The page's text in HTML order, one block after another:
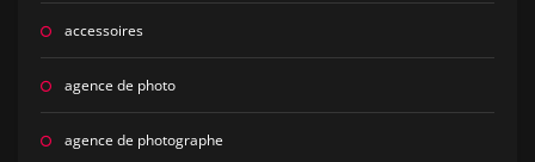
accessoires
agence de photo
agence de photographe